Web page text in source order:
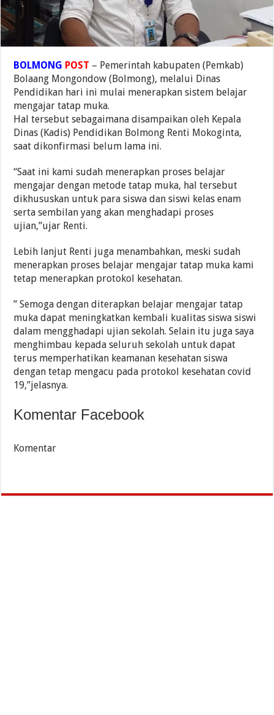
BOLMONG POST – Pemerintah kabupaten (Pemkab)
Bolaang Mongondow (Bolmong), melalui Dinas
Pendidikan hari ini mulai menerapkan sistem belajar
mengajar tatap muka.
Hal tersebut sebagaimana disampaikan oleh Kepala
Dinas (Kadis) Pendidikan Bolmong Renti Mokoginta,
saat dikonfirmasi belum lama ini.
“Saat ini kami sudah menerapkan proses belajar
mengajar dengan metode tatap muka, hal tersebut
dikhususkan untuk para siswa dan siswi kelas enam
serta sembilan yang akan menghadapi proses
ujian,”ujar Renti.
Lebih lanjut Renti juga menambahkan, meski sudah
menerapkan proses belajar mengajar tatap muka kami
tetap menerapkan protokol kesehatan.
” Semoga dengan diterapkan belajar mengajar tatap
muka dapat meningkatkan kembali kualitas siswa siswi
dalam mengghadapi ujian sekolah. Selain itu juga saya
menghimbau kepada seluruh sekolah untuk dapat
terus memperhatikan keamanan kesehatan siswa
dengan tetap mengacu pada protokol kesehatan covid
19,”jelasnya.
Komentar Facebook
Komentar